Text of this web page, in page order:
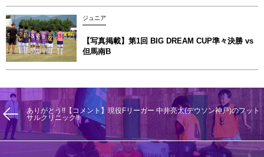
ジュニア
【写真掲載】第1回 BIG DREAM CUP準々決勝 vs
但馬南B
ありがとう!!【コメント】現役Fリーガー 中井亮太(デウソン神戸)のフット
サルクリニック!!